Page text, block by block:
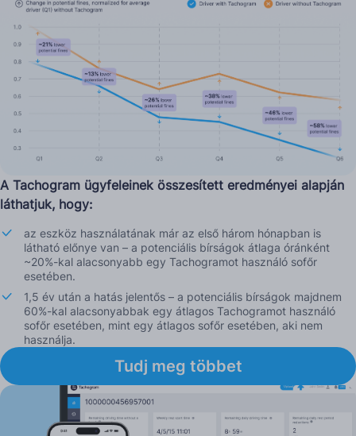
A Tachogram ügyfeleinek összesített eredményei alapján
láthatjuk, hogy:
az eszköz használatának már az első három hónapban is
látható előnye van – a potenciális bírságok átlaga óránként
~20%-kal alacsonyabb egy Tachogramot használó sofőr
esetében.
1,5 év után a hatás jelentős – a potenciális bírságok majdnem
60%-kal alacsonyabbak egy átlagos Tachogramot használó
sofőr esetében, mint egy átlagos sofőr esetében, aki nem
használja.
Tudj meg többet